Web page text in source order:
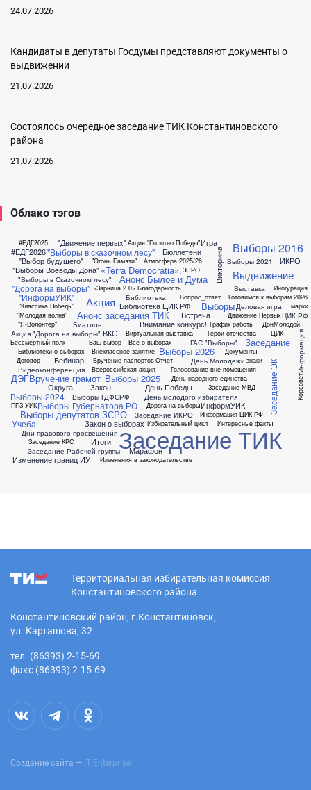
24.07.2026
Кандидаты в депутаты Госдумы представляют документы о
выдвижении
21.07.2026
Состоялось очередное заседание ТИК Константиновского
района
21.07.2026
Облако тэгов
#ЕДГ2025
#ЕДГ2026
"Выбор будущего"
"Выборы Воеводы Дона"
"Выборы в Сказочном лесу"
"Выборы в сказочном лесу"
"Движение первых"
"Дорога на выборы"
"ИнформУИК"
"Классика Победы"
"Молодая волна"
"Огонь Памяти"
"Я-Волонтер"
«Terra Democratia».
«Зарница 2.0»
Акция
Акция "Дорога на выборы"
Акция "Полотно Победы"
Анонс
Анонс заседания ТИК
Атмосфера 2025/26
Бессмертный полк
Биатлон
Библиотека
Библиотека ЦИК РФ
Библиотеки о выборах
Благодарность
Былое и Дума
Бюллетени
ВКС
Ваш выбор
Вебинар
Видеоконференция
Викторина
Виртуальная выставка
Внеклассное занятие
Внимание конкурс!
Вопрос_ответ
Вручение грамот
Вручение паспортов
Все о выборах
Всероссийская акция
Встреча
Выборы
Выборы 2016
Выборы 2021
Выборы 2024
Выборы 2025
Выборы 2026
Выборы ГДФСРФ
Выборы Губернатора РО
Выборы депутатов ЗСРО
Выдвижение
Выставка
ГАС "Выборы"
Герои отечества
Голосование вне помещения
Готовимся к выборам 2026
График работы
ДЭГ
Движение Первых
Деловая игра
День Молодежи
День Победы
День молодого избирателя
День народного единства
Дни правового просвещения
Договор
Документы
ДонМолодой
Дорога на выборы
ЗСРО
Закон
Закон о выборах
Заседание
Заседание ИКРО
Заседание КРС
Заседание МВД
Заседание Рабочей группыЗаседание ТИК
Заседание ЭК
ИКРО
Игра
Избирательный цикл
Изменение границ ИУ Изменения в законодательстве
Иногурация
Интересные факты
ИнформУИК
Информация
Информация ЦИК РФ
Итоги
Корсовет
Марафон
Округа
Отчет
ППЗ УИК
Учеба
ЦИК
ЦИК РФ
знаки
марки
Территориальная избирательная комиссия
Константиновского района
Константиновский район, г.Константиновск,
ул. Карташова, 32
тел. (86393) 2-15-69
факс (86393) 2-15-69
Создание сайта — IT Enterprise